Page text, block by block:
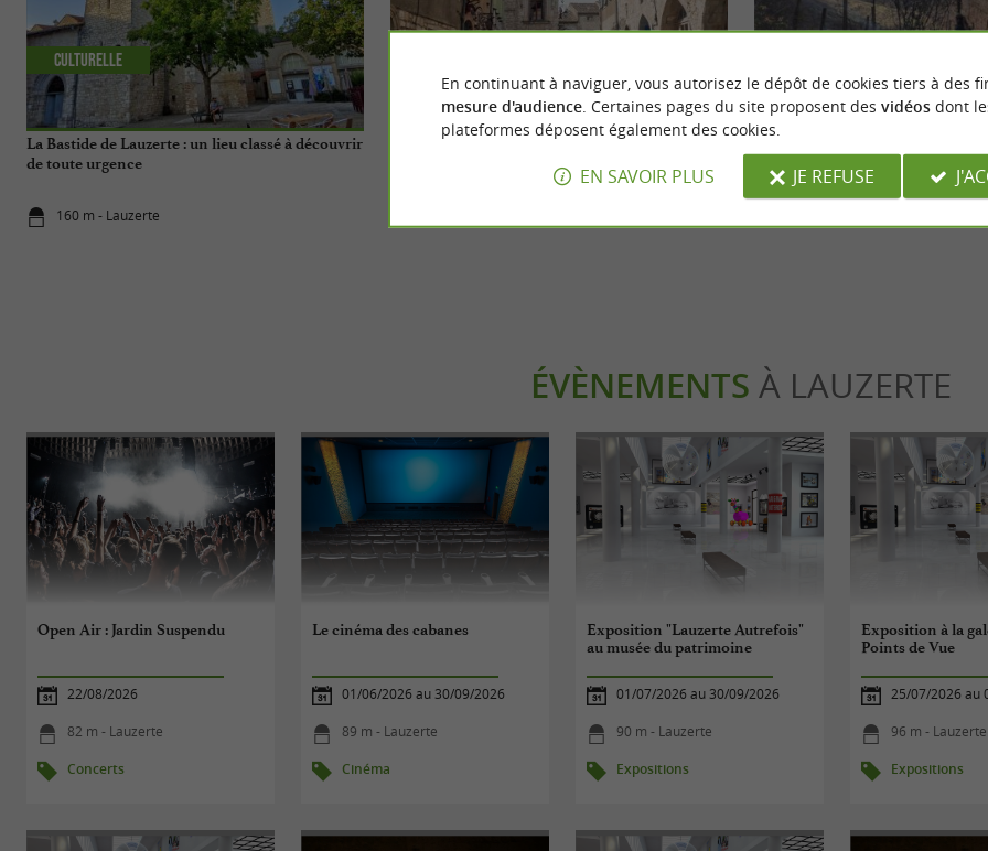
La Bastide de Lauzerte : un lieu classé à découvrir
de toute urgence
160 m - Lauzerte
Culturelle
Balade à Lauzerte dans le Tarn-et-Garonne
ÉVÈNEMENTS À LAUZERTE
Open Air : Jardin Suspendu
22/08/2026
82 m - Lauzerte
Concerts
Le cinéma des cabanes
01/06/2026 au 30/09/2026
89 m - Lauzerte
Cinéma
Exposition "Lauzerte Autrefois"
au musée du patrimoine
01/07/2026 au 30/09/2026
90 m - Lauzerte
Expositions
Exposition à la
Points de Vue
25/07/2026 au
96 m - Lauzerte
Expositions
En continuant à naviguer, vous autorisez le dépôt de cookies tiers à des
mesure d'audience. Certaines pages du site proposent des vidéosdont
plateformes déposent également des cookies.
EN SAVOIR PLUS JE REFUSE